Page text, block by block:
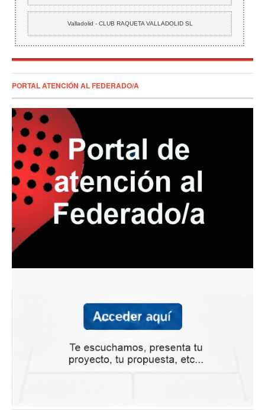
Valladolid - CLUB RAQUETA VALLADOLID SL
PORTAL ATENCIÓN AL FEDERADO/A